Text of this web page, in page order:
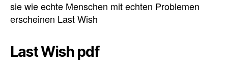
sie wie echte Menschen mit echten Problemen
erscheinen Last Wish
Last Wish pdf